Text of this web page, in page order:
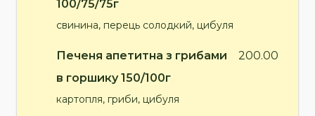
100/75/75г
свинина, перець солодкий, цибуля
Печеня апетитна з грибами
в горшику 150/100г
200.00
картопля, гриби, цибуля